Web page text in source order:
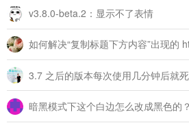
v3.8.0-beta.2：显示不了表情
如何解决“复制标题下方内容”出现的
3.7 之后的版本每次使用几分钟后就
暗黑模式下这个白边怎么改成黑色的？